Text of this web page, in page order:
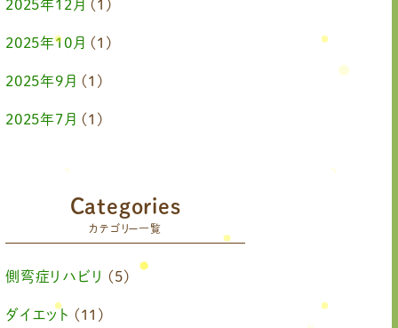
2025年12月 (1)
2025年10月 (1)
2025年9月 (1)
2025年7月 (1)
2025年4月(1)
(1)
2025年1月 (1)
2024年11月(1)
Categories
カテゴリー一覧
側弯症リハビリ (5)
ダイエット (11)